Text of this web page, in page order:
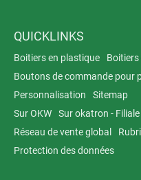
QUICKLINKS
Boitiers en plastique
Boutons de commande pour
Personnalisation
Sitemap
Sur OKW
Sur okatron -
Réseau de vente global
Protection des données